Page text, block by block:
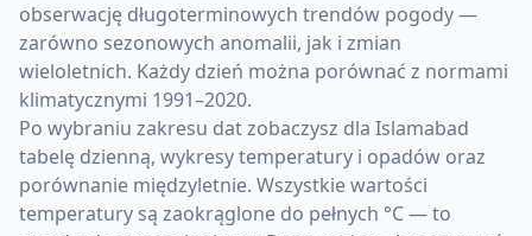
obserwację długoterminowych trendów pogody —
zarówno sezonowych anomalii, jak i zmian
wieloletnich. Każdy dzień można porównać z normami
klimatycznymi 1991–2020.
Po wybraniu zakresu dat zobaczysz dla Islamabad
tabelę dzienną, wykresy temperatury i opadów oraz
porównanie międzyletnie. Wszystkie wartości
temperatury są zaokrąglone do pełnych °C — to